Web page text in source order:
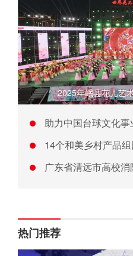
2025年岷县花儿艺
热门推荐